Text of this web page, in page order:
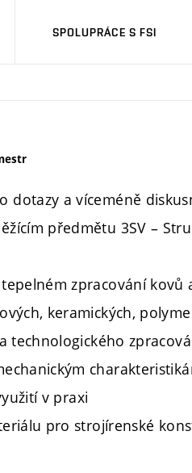
SPOLUPRÁCE S FSI
dotazy a víceméně
předmětu 3SV –
zpracování kovů
keramických,
technologického
v praxi
pro strojírenské